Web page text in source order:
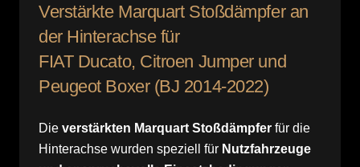
Menge
Verstärkte Marquart Stoßdämpfer an
der Hinterachse für
FIAT Ducato, Citroen Jumper und
Peugeot Boxer (BJ 2014-2022)
Die verstärkten Marquart Stoßdämpfer für die
Hinterachse wurden speziell für Nutzfahrzeuge